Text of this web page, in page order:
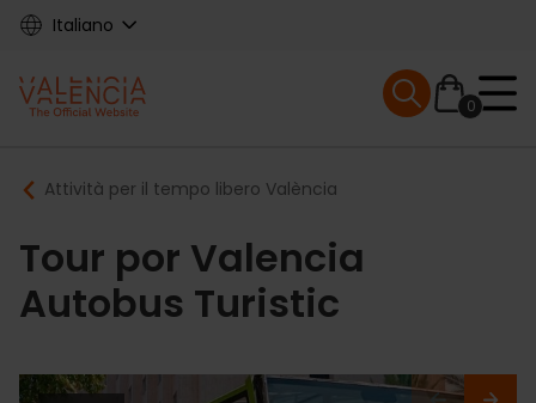
Skip
content
Italiano
Main
navigation
0
Mobile menu
Breadcrumb
Attività per il tempo libero València
Tour por Valencia
Autobus Turistic